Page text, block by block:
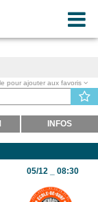
pour ajouter aux favoris
INFOS
05/12 _ 08:30